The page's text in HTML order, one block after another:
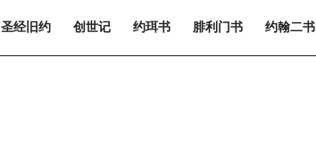
圣经旧约 创世记 约珥书 腓利门书 约翰二书